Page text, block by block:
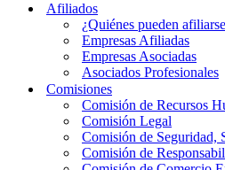
Afiliados
¿Quiénes pueden
Empresas Afiliadas
Empresas Asociadas
Asociados Profesionales
Comisiones
Comisión de Recursos
Comisión Legal
Comisión de Seguridad,
Comisión de